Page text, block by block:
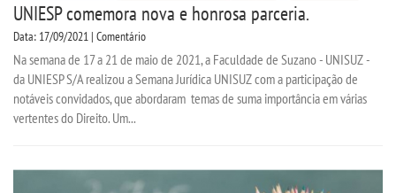
UNIESP comemora nova e honrosa parceria.
Data: 17/09/2021 | Comentário
Na semana de 17 a 21 de maio de 2021, a Faculdade de Suzano - UNISUZ -
da UNIESP S/A realizou a Semana Jurídica UNISUZ com a participação de
notáveis convidados, que abordaram temas de suma importância em várias
vertentes do Direito. Um...